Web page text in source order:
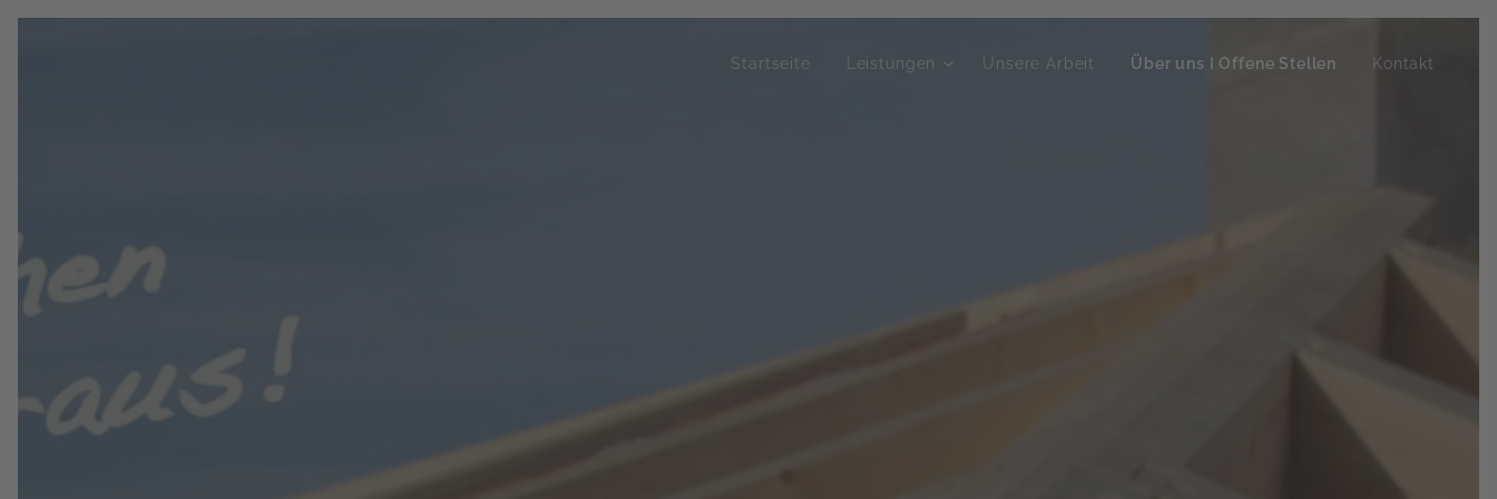
Startseite Leistungen Unsere Arbeit Über uns I Offene Stellen Kontakt